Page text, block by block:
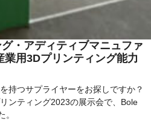
・アディティブマニュファ
用3Dプリンティング能力
持つサプライヤーをお探しですか？
ンティング2023の展示会で、Bole
。